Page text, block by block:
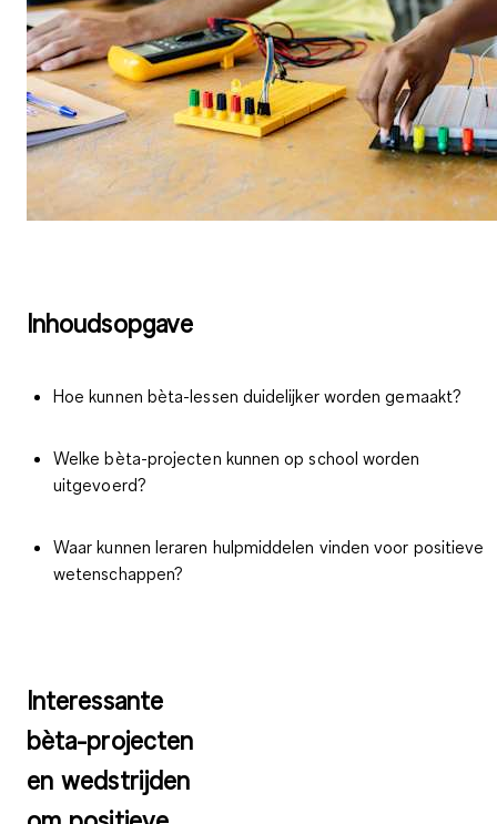
Inhoudsopgave
Hoe kunnen bèta-lessen duidelijker worden gemaakt?
Welke bèta-projecten kunnen op school worden
uitgevoerd?
Waar kunnen leraren hulpmiddelen vinden voor positieve
wetenschappen?
Interessante
bèta-projecten
en wedstrijden